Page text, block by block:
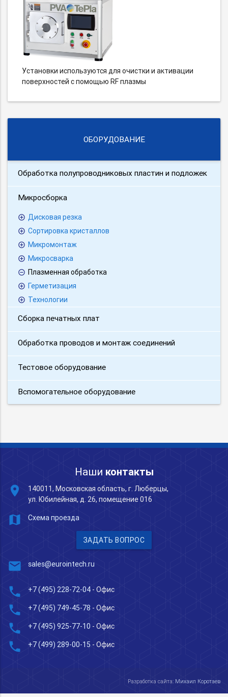
Установки используются для очистки и активации
поверхностей с помощью RF плазмы
ОБОРУДОВАНИЕ
Обработка полупроводниковых пластин и подложек
Микросборка
Дисковая резка
Cортировка кристаллов
Микромонтаж
Микросварка
Плазменная обработка
Герметизация
Технологии
Сборка печатных плат
Обработка проводов и монтаж соединений
Тестовое оборудование
Вспомогательное оборудование
Наши контакты
place
140011, Московская область, г. Люберцы,
ул. Юбилейная, д. 26, помещение 016
map Схема проезда
ЗАДАТЬ ВОПРОС
mail sales@eurointech.ru
phone +7 (495) 228-72-04 - Офис
phone +7 (495) 749-45-78 - Офис
phone +7 (495) 925-77-10 - Офис
phone +7 (499) 289-00-15 - Офис
Разработка сайта: Михаил Коротаев